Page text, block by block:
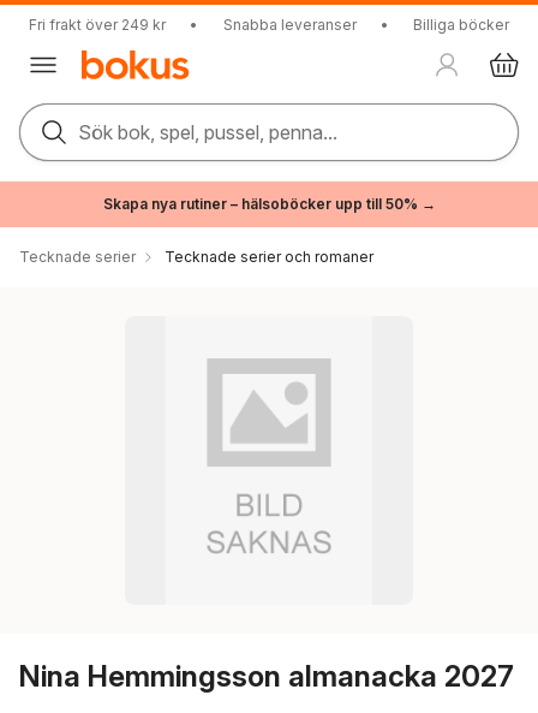
Fri frakt över 249 kr • Snabba leveranser • Billiga böcker
Sök bok, spel, pussel, penna...
Skapa nya rutiner – hälsoböcker upp till 50% →
Tecknade serier Tecknade serier och romaner
Nina Hemmingsson almanacka 2027